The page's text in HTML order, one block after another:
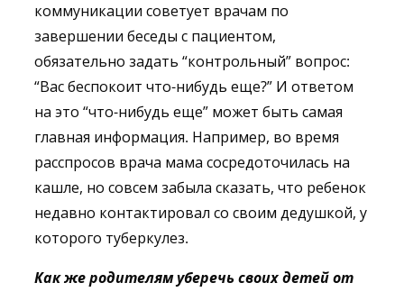
коммуникации советует врачам по
завершении беседы с пациентом,
обязательно задать “контрольный” вопрос:
“Вас беспокоит что-нибудь еще?” И ответом
на это “что-нибудь еще” может быть самая
главная информация. Например, во время
расспросов врача мама сосредоточилась на
кашле, но совсем забыла сказать, что ребенок
недавно контактировал со своим дедушкой, у
которого туберкулез.
Как же родителям уберечь своих детей от